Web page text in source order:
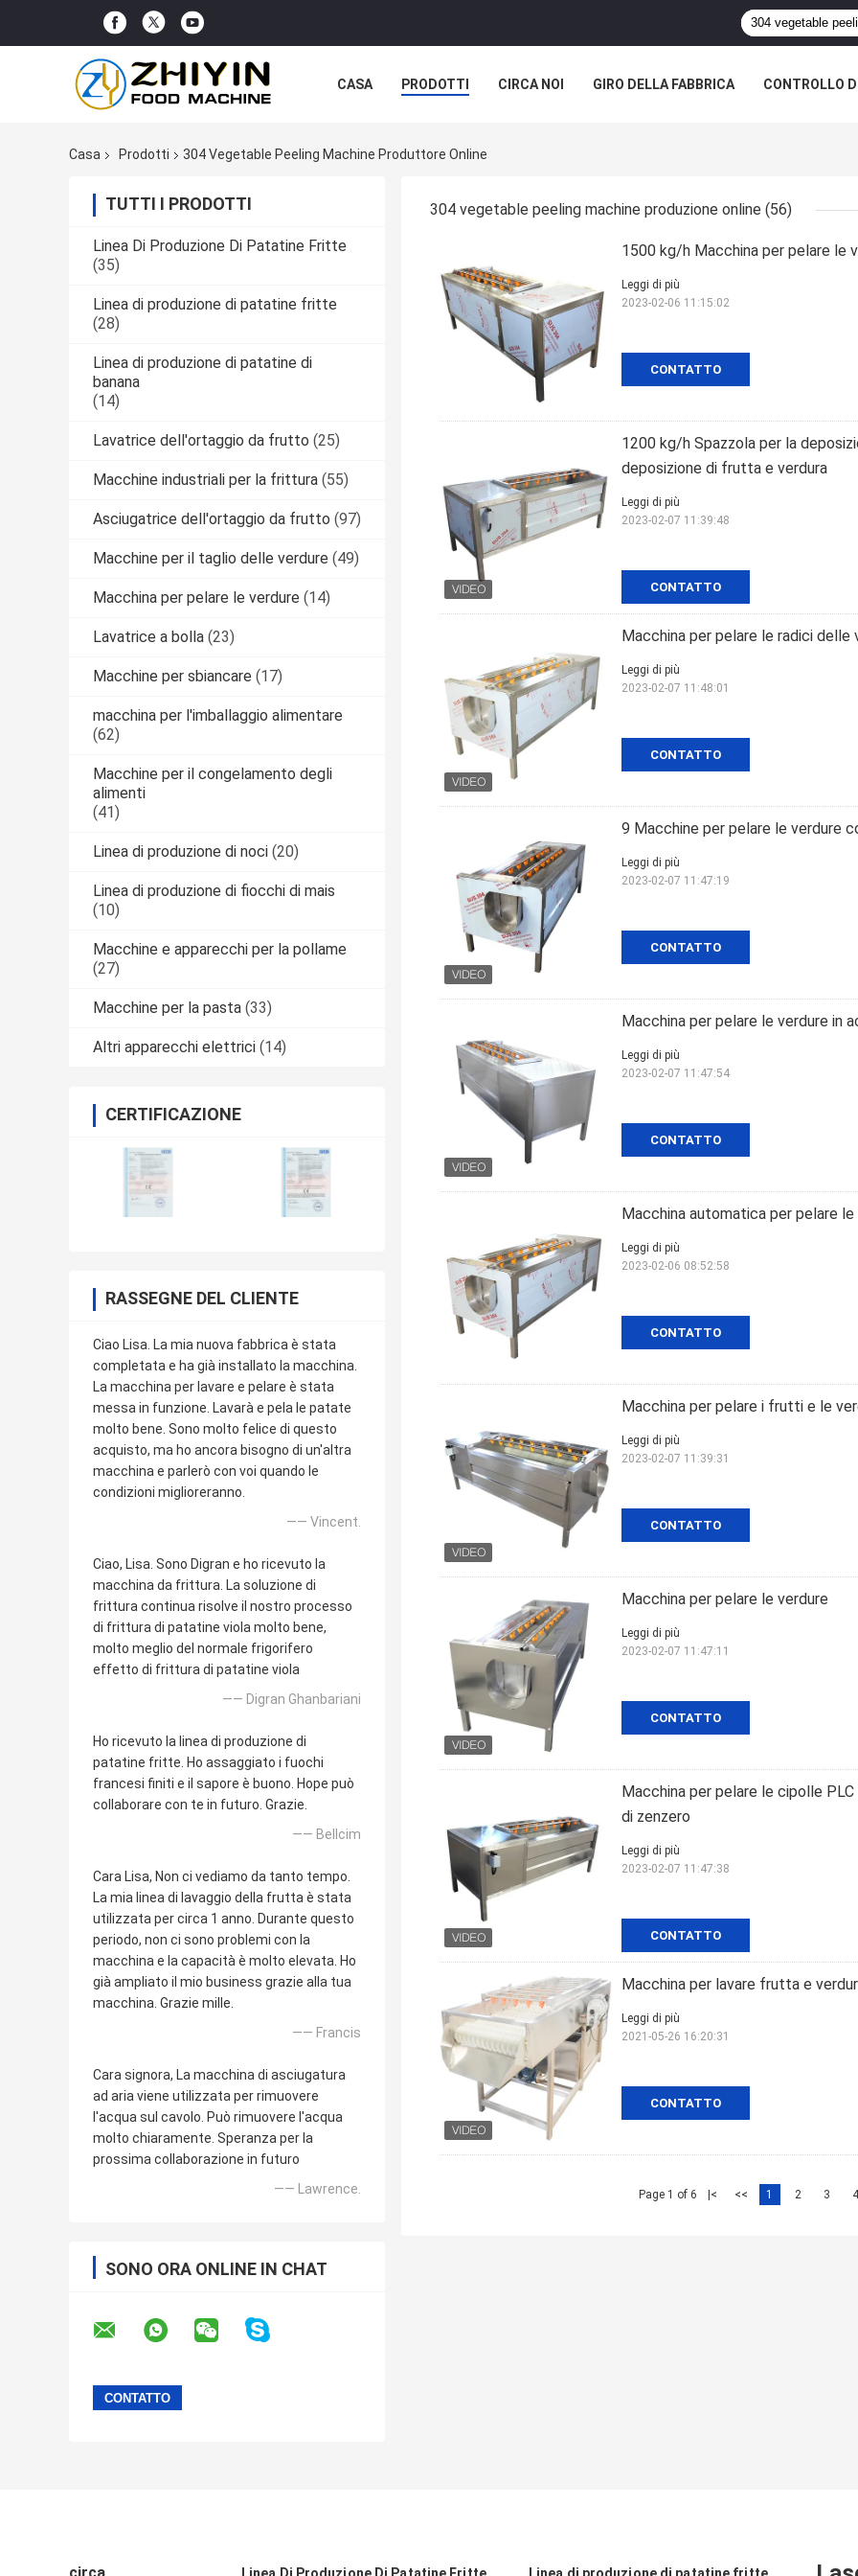
CASA PRODOTTI CIRCA NOI GIRO DELLA FABBRICA CONTROLLO
Casa Prodotti 304 Vegetable Peeling Machine Produttore Online
TUTTI I PRODOTTI
Linea Di Produzione Di Patatine Fritte
(35)
Linea di produzione di patatine fritte
(28)
Linea di produzione di patatine di
banana
(14)
Lavatrice dell'ortaggio da frutto (25)
Macchine industriali per la frittura (55)
Asciugatrice dell'ortaggio da frutto (97)
Macchine per il taglio delle verdure (49)
Macchina per pelare le verdure (14)
Lavatrice a bolla (23)
Macchine per sbiancare (17)
macchina per l'imballaggio alimentare
(62)
Macchine per il congelamento degli
alimenti
(41)
Linea di produzione di noci (20)
Linea di produzione di fiocchi di mais
(10)
Macchine e apparecchi per la pollame
(27)
Macchine per la pasta (33)
Altri apparecchi elettrici (14)
CERTIFICAZIONE
RASSEGNE DEL CLIENTE
Ciao Lisa. La mia nuova fabbrica è stata
completata e ha già installato la macchina.
La macchina per lavare e pelare è stata
messa in funzione. Lavarà e pela le patate
molto bene. Sono molto felice di questo
acquisto, ma ho ancora bisogno di un'altra
macchina e parlerò con voi quando le
condizioni miglioreranno.
—— Vincent.
Ciao, Lisa. Sono Digran e ho ricevuto la
macchina da frittura. La soluzione di
frittura continua risolve il nostro processo
di frittura di patatine viola molto bene,
molto meglio del normale frigorifero
effetto di frittura di patatine viola
—— Digran Ghanbariani
Ho ricevuto la linea di produzione di
patatine fritte. Ho assaggiato i fuochi
francesi finiti e il sapore è buono. Hope può
collaborare con te in futuro. Grazie.
—— Bellcim
Cara Lisa, Non ci vediamo da tanto tempo.
La mia linea di lavaggio della frutta è stata
utilizzata per circa 1 anno. Durante questo
periodo, non ci sono problemi con la
macchina e la capacità è molto elevata. Ho
già ampliato il mio business grazie alla tua
macchina. Grazie mille.
—— Francis
Cara signora, La macchina di asciugatura
ad aria viene utilizzata per rimuovere
l'acqua sul cavolo. Può rimuovere l'acqua
molto chiaramente. Speranza per la
prossima collaborazione in futuro
—— Lawrence.
SONO ORA ONLINE IN CHAT
304 vegetable peeling machine produzione online (56)
1500 kg/h Macchina per pelare le
CONTATTO
Leggi di più
2023-02-06 11:15:02
1200 kg/h Spazzola per la
deposizione di frutta e verdura
CONTATTO
Leggi di più
2023-02-07 11:39:48
Macchina per pelare le radici
CONTATTO
Leggi di più
2023-02-07 11:48:01
9 Macchine per pelare le verdure
CONTATTO
Leggi di più
2023-02-07 11:47:19
Macchina per pelare le verdure in
CONTATTO
Leggi di più
2023-02-07 11:47:54
Macchina automatica per pelare
CONTATTO
Leggi di più
2023-02-06 08:52:58
Macchina per pelare i frutti e le
CONTATTO
Leggi di più
2023-02-07 11:39:31
Macchina per pelare le verdure
CONTATTO
Leggi di più
2023-02-07 11:47:11
Macchina per pelare le cipolle
di zenzero
CONTATTO
Leggi di più
2023-02-07 11:47:38
Macchina per lavare frutta e
CONTATTO
Leggi di più
2021-05-26 16:20:31
Page 1 of 6 |< << 1 2 3 4